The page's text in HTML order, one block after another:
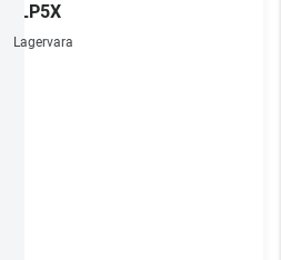
AT-LP5X
Lagervara